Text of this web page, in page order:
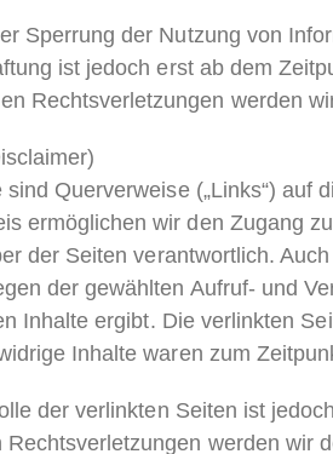
Sperrung der Nutzung von
ist jedoch erst ab dem
Rechtsverletzungen werden
Querverweise („Links“)
ermöglichen wir den Zugang
der Seiten verantwortlich.
der gewählten Aufruf- und
Inhalte ergibt. Die verlinkten
Inhalte waren zum
der verlinkten Seiten ist
werden wir